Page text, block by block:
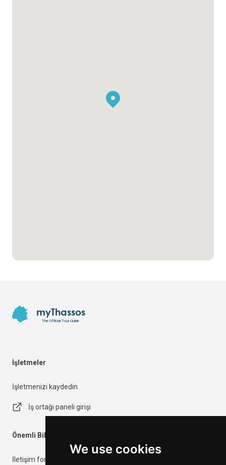
We use cookies
myThassos
The Official Tour Guide
İşletmeler
İşletmenizi kaydedin
İş ortağı paneli girişi
Önemli Bilgiler
İletişim formu